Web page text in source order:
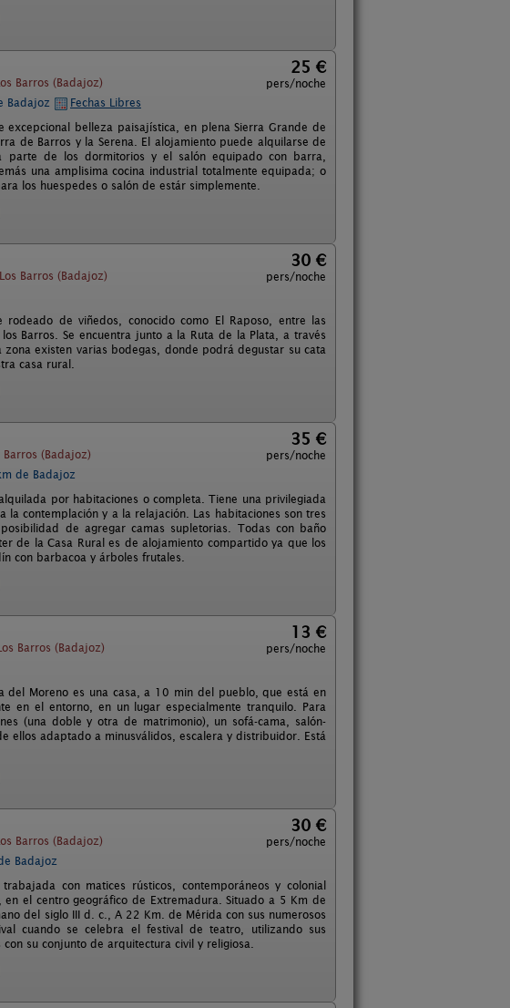
Barros (Badajoz)
25 €
pers/noche
Badajoz
Fechas Libres
belleza paisajística, en plena Sierra Grande de
de Barros y la Serena. El alojamiento puede alquilarse de
de los dormitorios y el salón equipado con barra,
una amplisima cocina industrial totalmente equipada; o
los huespedes o salón de estár simplemente.
Barros (Badajoz)
30 €
pers/noche
de viñedos, conocido como El Raposo, entre las
Barros. Se encuentra junto a la Ruta de la Plata, a través
existen varias bodegas, donde podrá degustar su cata
casa rural.
(Badajoz)
35 €
pers/noche
de Badajoz
por habitaciones o completa. Tiene una privilegiada
contemplación y a la relajación. Las habitaciones son tres
de agregar camas supletorias. Todas con baño
de la Casa Rural es de alojamiento compartido ya que los
con barbacoa y árboles frutales.
Barros (Badajoz)
13 €
pers/noche
del Moreno es una casa, a 10 min del pueblo, que está en
en el entorno, en un lugar especialmente tranquilo. Para
(una doble y otra de matrimonio), un sofá-cama, salón-
ellos adaptado a minusválidos, escalera y distribuidor. Está
Barros (Badajoz)
30 €
pers/noche
Badajoz
con matices rústicos, contemporáneos y colonial
el centro geográfico de Extremadura. Situado a 5 Km de
del siglo III d. c., A 22 Km. de Mérida con sus numerosos
cuando se celebra el festival de teatro, utilizando sus
su conjunto de arquitectura civil y religiosa.